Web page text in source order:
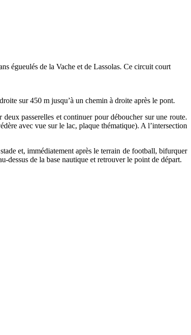
égueulés de la Vache et de Lassolas. Ce circuit court
sur 450 m jusqu’à un chemin à droite après le pont.
passerelles et continuer pour déboucher sur une route.
avec vue sur le lac, plaque thématique). A l’intersection
et, immédiatement après le terrain de football, bifurquer
dessus de la base nautique et retrouver le point de départ.